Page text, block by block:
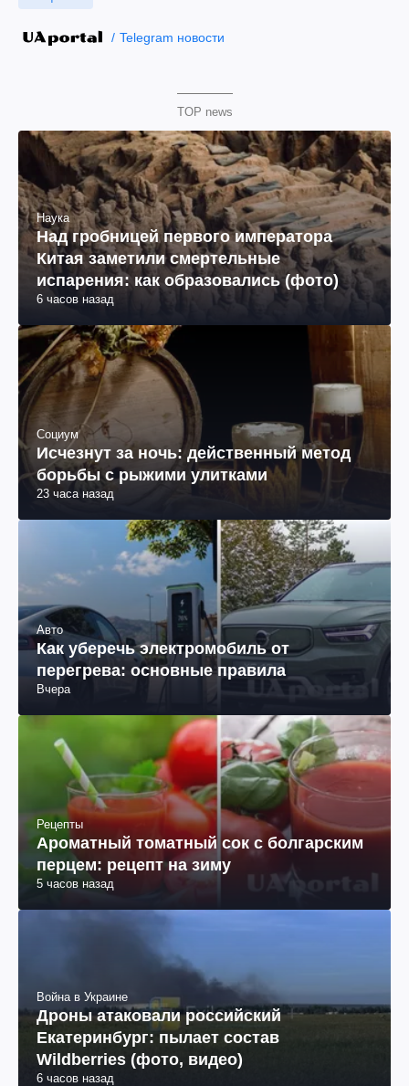
Telegram новости
TOP news
Наука
Над гробницей первого императора
Китая заметили смертельные
испарения: как образовались (фото)
6 часов назад
Социум
Исчезнут за ночь: действенный метод
борьбы с рыжими улитками
23 часа назад
Авто
Как уберечь электромобиль от
перегрева: основные правила
Вчера
Рецепты
Ароматный томатный сок с болгарским
перцем: рецепт на зиму
5 часов назад
Война в Украине
Дроны атаковали российский
Екатеринбург: пылает состав
Wildberries (фото, видео)
6 часов назад